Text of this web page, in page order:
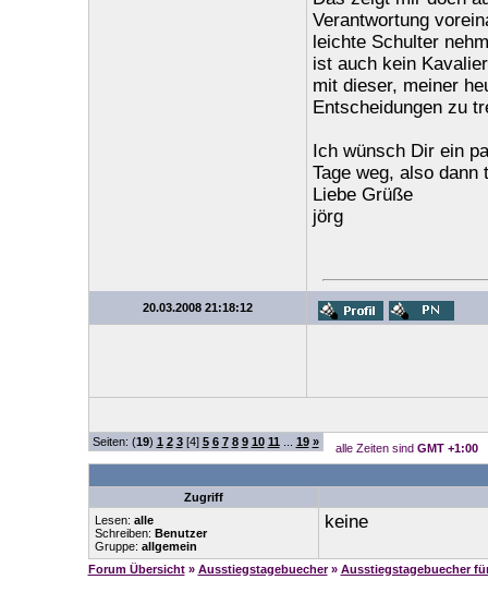
Verantwortung
leichte Schulter
ist auch kein
mit dieser, meiner
Entscheidungen zu
Ich wünsch Dir ein
Tage weg, also dann
Liebe Grüße
jörg
20.03.2008 21:18:12
Seiten: (19) 1 2 3[4] 5 6 7 8 9 10 11 19 » alle Zeiten sind GMT +1:00
Zugriff
Lesen: alle
Schreiben: Benutzer
Gruppe: allgemein
keine
Forum Übersicht » Ausstiegstagebuecher » Ausstiegstagebuecher